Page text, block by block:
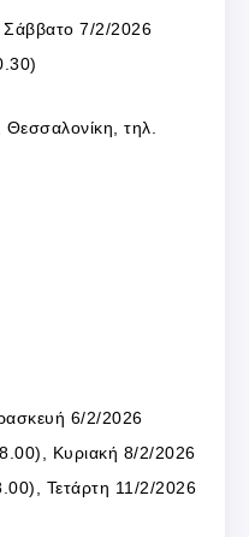
7/2/2026
τηλ.
6/2/2026
Κυριακή 8/2/2026
Τετάρτη 11/2/2026